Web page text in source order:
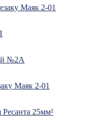
Маяк 2-01
№2А
Маяк 2-01
Ресанта 25мм²